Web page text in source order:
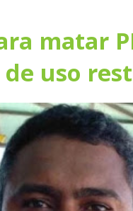
matar
de uso